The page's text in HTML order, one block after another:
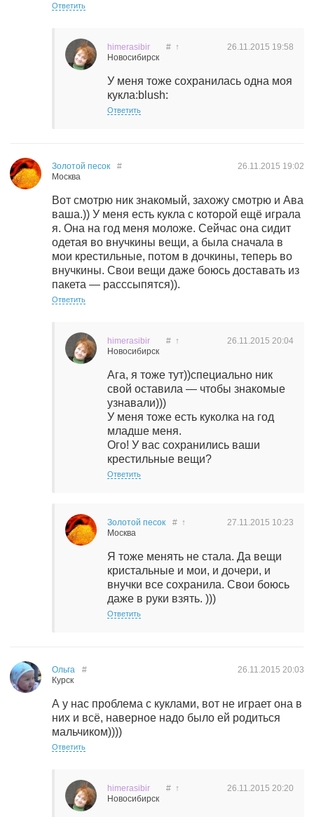
Ответить
himerasibir
Новосибирск
26.11.2015 19:58
# ↑
У меня тоже сохранилась одна моя
кукла:blush:
Ответить
Золотой песок
Москва
26.11.2015 19:02
#
Вот смотрю ник знакомый, захожу смотрю и Ава
ваша.)) У меня есть кукла с которой ещё играла
я. Она на год меня моложе. Сейчас она сидит
одетая во внучкины вещи, а была сначала в
мои крестильные, потом в дочкины, теперь во
внучкины. Свои вещи даже боюсь доставать из
пакета — расссыпятся)).
Ответить
himerasibir
Новосибирск
26.11.2015 20:04
# ↑
Ага, я тоже тут))специально ник
свой оставила — чтобы знакомые
узнавали)))
У меня тоже есть куколка на год
младше меня.
Ого! У вас сохранились ваши
крестильные вещи?
Ответить
Золотой песок
Москва
27.11.2015 10:23
# ↑
Я тоже менять не стала. Да вещи
кристальные и мои, и дочери, и
внучки все сохранила. Свои боюсь
даже в руки взять. )))
Ответить
Ольга
Курск
26.11.2015 20:03
#
А у нас проблема с куклами, вот не играет она в
них и всё, наверное надо было ей родиться
мальчиком))))
Ответить
himerasibir
Новосибирск
26.11.2015 20:20
# ↑